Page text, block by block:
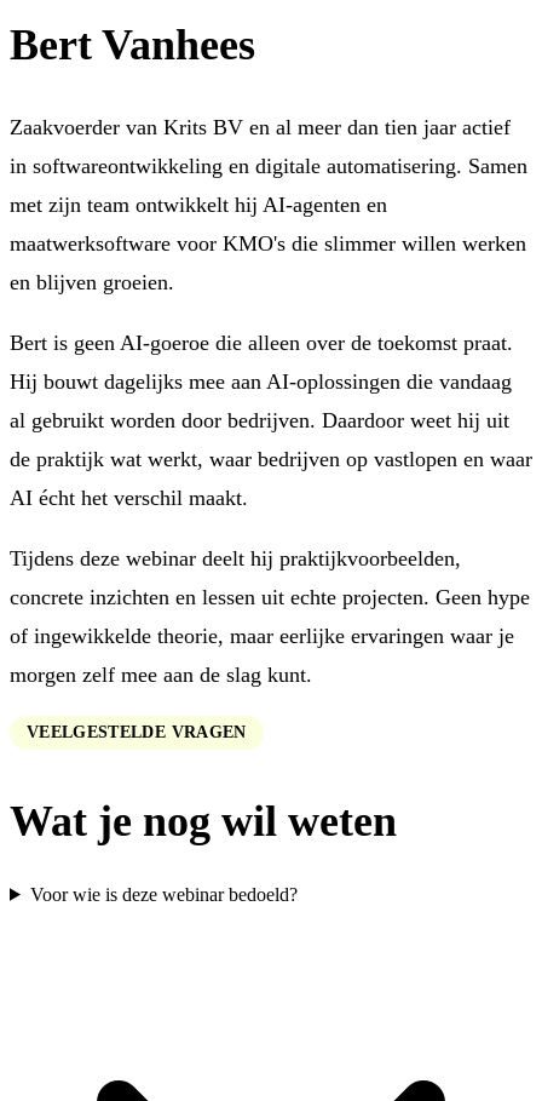
Bert Vanhees
Zaakvoerder van Krits BV en al meer dan tien jaar actief
in softwareontwikkeling en digitale automatisering. Samen
met zijn team ontwikkelt hij AI-agenten en
maatwerksoftware voor KMO's die slimmer willen werken
en blijven groeien.
Bert is geen AI-goeroe die alleen over de toekomst praat.
Hij bouwt dagelijks mee aan AI-oplossingen die vandaag
al gebruikt worden door bedrijven. Daardoor weet hij uit
de praktijk wat werkt, waar bedrijven op vastlopen en waar
AI écht het verschil maakt.
Tijdens deze webinar deelt hij praktijkvoorbeelden,
concrete inzichten en lessen uit echte projecten. Geen hype
of ingewikkelde theorie, maar eerlijke ervaringen waar je
morgen zelf mee aan de slag kunt.
VEELGESTELDE VRAGEN
Wat je nog wil weten
Voor wie is deze webinar bedoeld?